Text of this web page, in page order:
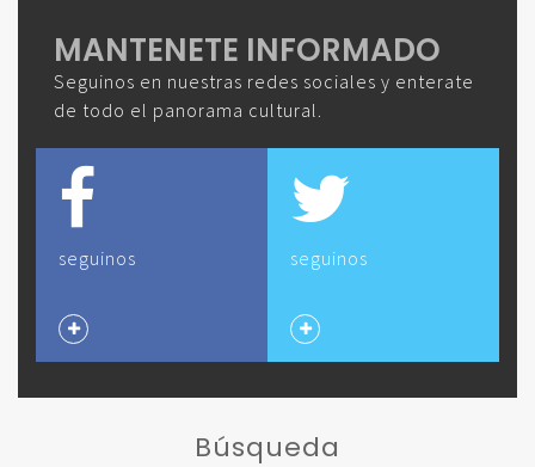
MANTENETE INFORMADO
Seguinos en nuestras redes sociales y enterate
de todo el panorama cultural.
seguinos seguinos
Búsqueda